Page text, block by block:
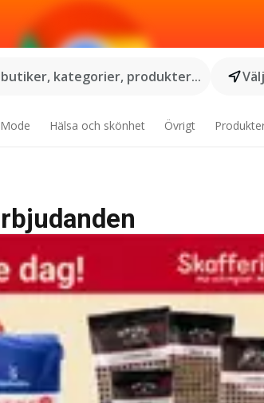
kategorier, produkter...
Hälsa och skönhet Övrigt